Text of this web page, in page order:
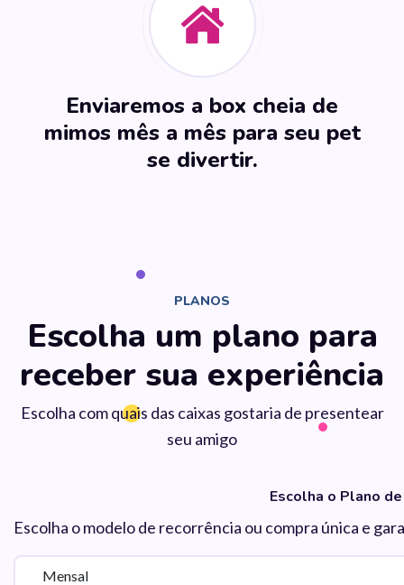
Enviaremos a box cheia de
mimos mês a mês para seu pet
se divertir.
PLANOS
Escolha um plano para
receber sua experiência
Escolha com quais das caixas gostaria de presentear
seu amigo
Escolha o Plano
Escolha o modelo de recorrência ou compra única e